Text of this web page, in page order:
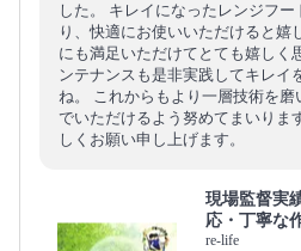
した。 キレイになったレンジフ
り、快適にお使いいただけると嬉
にも満足いただけてとても嬉しく
ンテナンスも是非実践してキレイ
ね。 これからもより一層技術を
でいただけるよう努めてまいりま
しくお願い申し上げます。
現場監督実
応・丁寧な
re-life